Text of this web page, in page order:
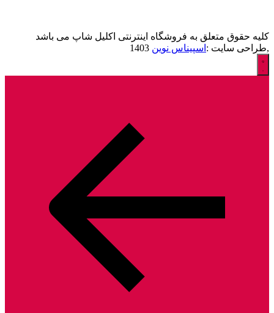
کلیه حقوق متعلق به فروشگاه اینترنتی اکلیل شاپ می باشد
,طراحی سایت : اسپیناس نوین